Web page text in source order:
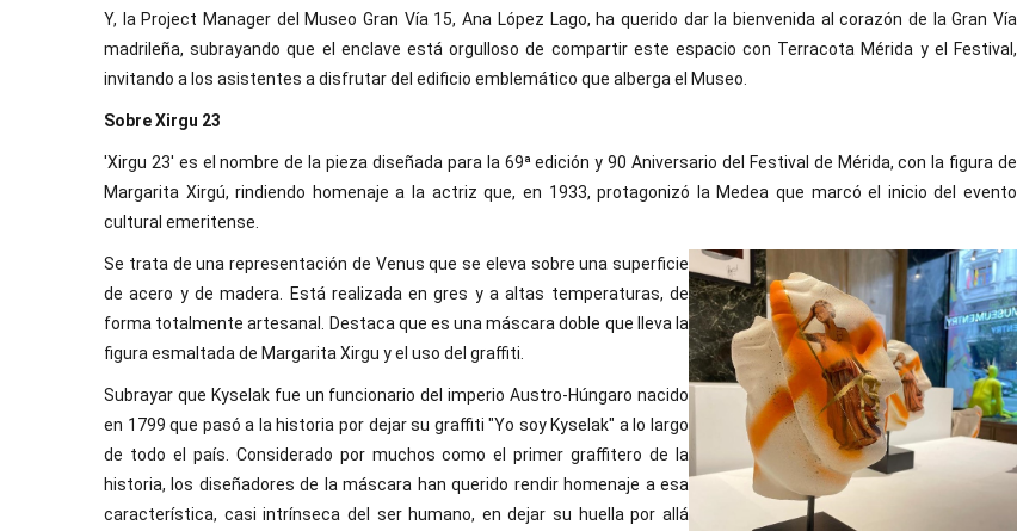
Y, la Project Manager del Museo Gran Vía 15, Ana López Lago, ha querido dar la bienvenida al corazón de la Gran Vía
madrileña, subrayando que el enclave está orgulloso de compartir este espacio con Terracota Mérida y el Festival,
invitando a los asistentes a disfrutar del edificio emblemático que alberga el Museo.
Sobre Xirgu 23
'Xirgu 23' es el nombre de la pieza diseñada para la 69ª edición y 90 Aniversario del Festival de Mérida, con la figura de
Margarita Xirgú, rindiendo homenaje a la actriz que, en 1933, protagonizó la Medea que marcó el inicio del evento
cultural emeritense.
Se trata de una representación de Venus que se eleva sobre una superficie
de acero y de madera. Está realizada en gres y a altas temperaturas, de
forma totalmente artesanal. Destaca que es una máscara doble que lleva la
figura esmaltada de Margarita Xirgu y el uso del graffiti.
Subrayar que Kyselak fue un funcionario del imperio Austro-Húngaro nacido
en 1799 que pasó a la historia por dejar su graffiti "Yo soy Kyselak" a lo largo
de todo el país. Considerado por muchos como el primer graffitero de la
historia, los diseñadores de la máscara han querido rendir homenaje a esa
característica, casi intrínseca del ser humano, en dejar su huella por allá